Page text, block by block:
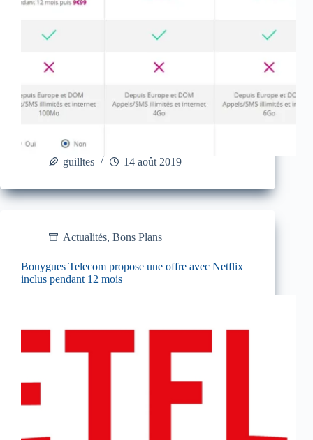
guilltes 14 août 2019
Actualités, Bons Plans
Bouygues Telecom propose une offre avec Netflix
inclus pendant 12 mois